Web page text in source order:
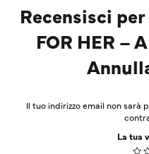
Recensisci
FOR HER –
Il tuo indirizzo email non sarà
La tua